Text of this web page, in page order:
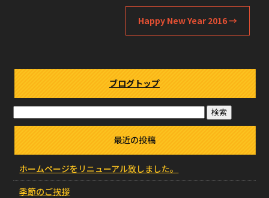
Happy New Year 2016→
ブログトップ
最近の投稿
ホームページをリニューアル致しました。
季節のご挨拶